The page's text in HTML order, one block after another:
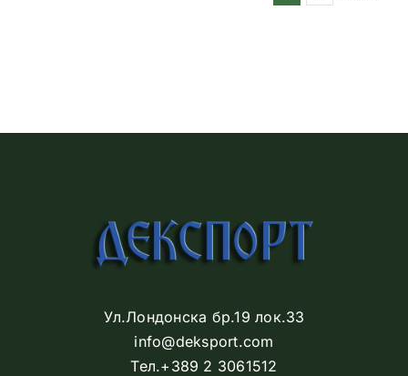
Ул.Лондонска бр.19 лок.33
info@deksport.com
Тел.+389 2 3061512